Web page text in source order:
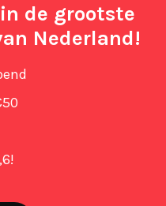
de grootste
Nederland!